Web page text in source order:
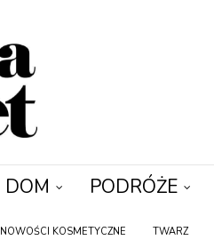
DOM PODRÓŻE
NOWOŚCI KOSMETYCZNE TWARZ